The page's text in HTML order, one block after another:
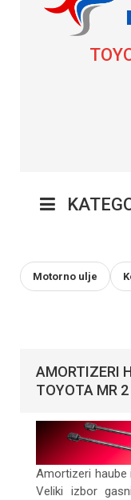
Motorno ulje
AMORTIZERI
TOYOTA MR
Amortizeri haube
Veliki izbor